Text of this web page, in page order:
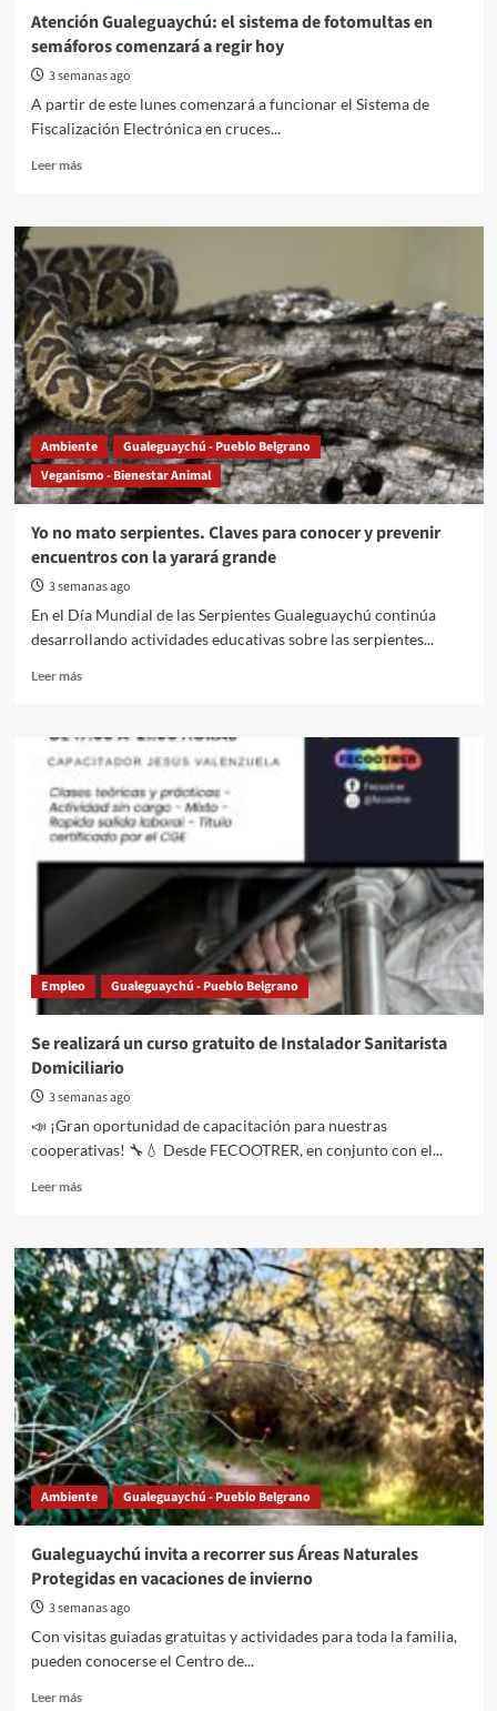
Atención Gualeguaychú: el sistema de fotomultas en
semáforos comenzará a regir hoy
3 semanas ago
A partir de este lunes comenzará a funcionar el Sistema de
Fiscalización Electrónica en cruces...
Leer másRead
Atención
Gualeguaychú:
el
sistema
de
fotomultas
en
semáforos
comenzará
a
regir
hoy
Ambiente
Gualeguaychú - Pueblo Belgrano
Veganismo - Bienestar Animal
Yo no mato serpientes. Claves para conocer y prevenir
encuentros con la yarará grande
3 semanas ago
En el Día Mundial de las Serpientes Gualeguaychú continúa
desarrollando actividades educativas sobre las serpientes...
Leer másRead
Yo
no
serpientes.
Claves
para
conocer
y
prevenir
encuentros
con
yarará
grande
Empleo Gualeguaychú - Pueblo Belgrano
Se realizará un curso gratuito de Instalador Sanitarista
Domiciliario
3 semanas ago
📣 ¡Gran oportunidad de capacitación para nuestras
cooperativas! 🔧💧 Desde FECOOTRER, en conjunto con el...
Leer másRead
Se
realizará
un
curso
gratuito
de
Instalador
Sanitarista
Domiciliario
Ambiente Gualeguaychú - Pueblo Belgrano
Gualeguaychú invita a recorrer sus Áreas Naturales
Protegidas en vacaciones de invierno
3 semanas ago
Con visitas guiadas gratuitas y actividades para toda la familia,
pueden conocerse el Centro de...
Leer másRead